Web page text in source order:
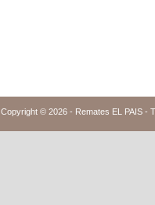
Copyright © 2026 - Remates EL PAIS -